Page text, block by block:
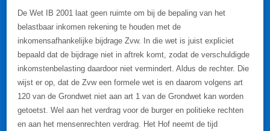
De Wet IB 2001 laat geen ruimte om bij de bepaling van het
belastbaar inkomen rekening te houden met de
inkomensafhankelijke bijdrage Zvw. In die wet is juist expliciet
bepaald dat de bijdrage niet in aftrek komt, zodat de verschuldigde
inkomstenbelasting daardoor niet vermindert. Aldus de rechter. Die
wijst er op, dat de Zvw een formele wet is en daarom volgens art
120 van de Grondwet niet aan art 1 van de Grondwet kan worden
getoetst. Wel aan het verdrag voor de burger en politieke rechten
en aan het mensenrechten verdrag. Het Hof neemt de tijd